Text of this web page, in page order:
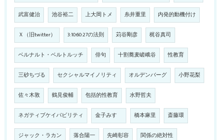
武富健治 池谷裕二 上大岡トメ 糸井重里 内発的動機付け
Ｘ（旧twitter） 3:10:60:27の法則 苅谷剛彦 梶谷真司
ベルナルト・ベルトルッチ 俳句 十割蕎麦嵯峨谷 性教育
三砂ちづる セクシャルマイノリティ オルデンバーグ 小野花梨
佐々木敦 鶴見俊輔 包括的性教育 水野哲夫
ネガティブケイパビリティ 金子みすゞ 橋本麻里 斎藤環
ジャック・ラカン 落合陽一 先崎彰容 関係の絶対性